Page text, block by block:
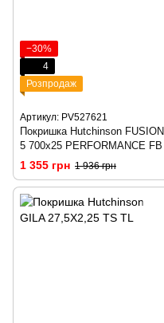
−30%
4
Розпродаж
Артикул: PV527621
Покришка Hutchinson FUSION
5 700x25 PERFORMANCE FB
1 355 грн 1 936 грн